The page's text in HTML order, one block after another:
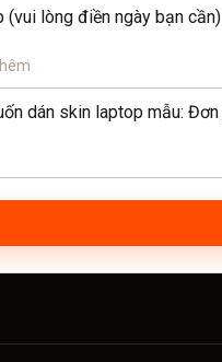
(vui lòng điền ngày bạn cần)